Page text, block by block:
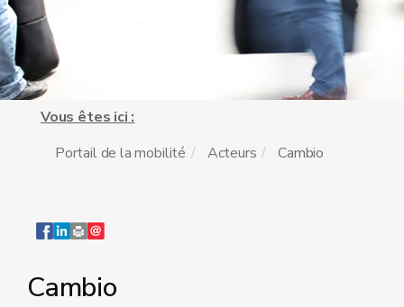
Vous êtes ici :
Portail de la mobilité
Acteurs Cambio
Cambio